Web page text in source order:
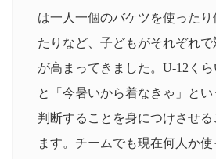
は一人一個のバケツを使った
たりなど、子どもがそれぞれ
が高まってきました。U-12く
と「今暑いから着なきゃ」と
判断することを身につけさせる
ます。チームでも現在何人か